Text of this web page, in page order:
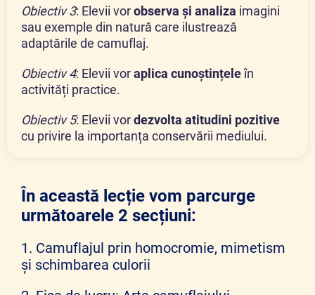
Obiectiv 3: Elevii vorobserva și analiza imagini
sau exemple din natură care ilustrează
adaptările de camuflaj.
Obiectiv 4: Elevii voraplica cunoștințeleîn
activități practice.
Obiectiv 5: Elevii vordezvolta atitudini pozitive
cu privire la importanța conservării mediului.
În această lecție vom parcurge
următoarele 2 secțiuni:
1. Camuflajul prin homocromie, mimetism
și schimbarea culorii